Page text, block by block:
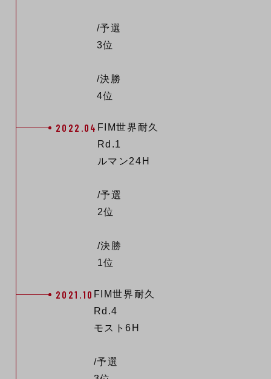
/予選
3位
/決勝
4位
2022.04 FIM世界耐久
Rd.1
ルマン24H
/予選
2位
/決勝
1位
2021.10 FIM世界耐久
Rd.4
モスト6H
/予選